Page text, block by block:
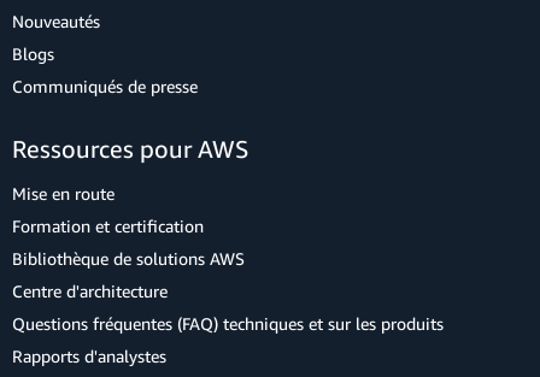
Nouveautés
Blogs
Communiqués de presse
Ressources pour AWS
Mise en route
Formation et certification
Bibliothèque de solutions AWS
Centre d'architecture
Questions fréquentes (FAQ) techniques et sur les produits
Rapports d'analystes